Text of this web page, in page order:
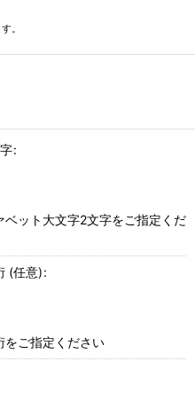
。
:
ット大文字2文字をご指定くだ
(任意):
をご指定ください